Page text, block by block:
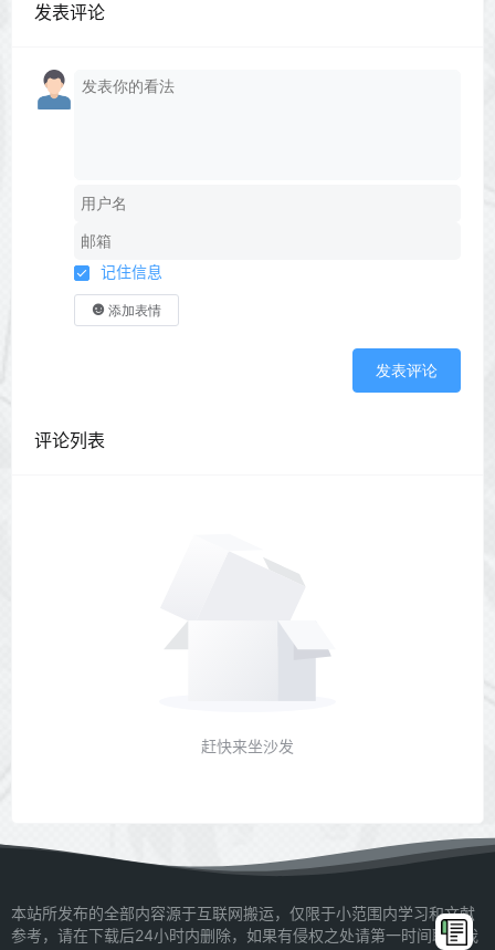
发表评论
记住信息
添加表情
发表评论
评论列表
赶快来坐沙发
本站所发布的全部内容源于互联网搬运，仅限于小范围内学习和文献
参考，请在下载后24小时内删除，如果有侵权之处请第一时间联系我